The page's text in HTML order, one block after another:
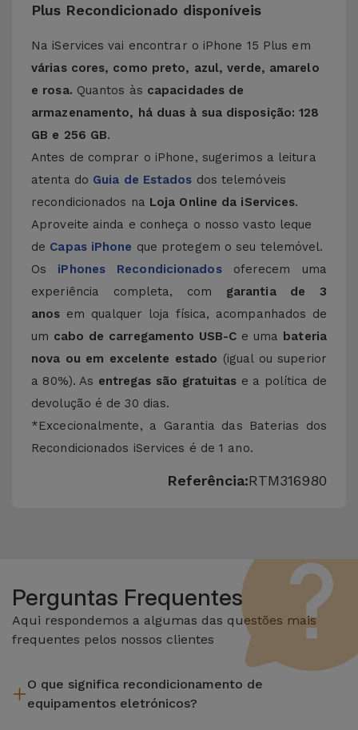
Plus Recondicionado disponíveis
Na iServices vai encontrar o iPhone 15 Plus em
várias cores, como preto, azul, verde, amarelo
e rosa. Quantos às capacidades de
armazenamento, há duas à sua disposição: 128
GB e 256 GB.
Antes de comprar o iPhone, sugerimos a leitura
atenta do Guia de Estados dos telemóveis
recondicionados na Loja Online da iServices.
Aproveite ainda e conheça o nosso vasto leque
de Capas iPhone que protegem o seu telemóvel.
Os iPhones Recondicionadosoferecem uma
experiência completa, com garantia de 3
anos em qualquer loja física, acompanhados de
um cabo de carregamento USB-C e uma bateria
nova ou em excelente estado (igual ou superior
a 80%). As entregas são gratuitas e a política de
devolução é de 30 dias.
*Excecionalmente, a Garantia das Baterias dos
Recondicionados iServices é de 1 ano.
Referência:RTM316980
Perguntas Frequentes
Aqui respondemos a algumas das questões mais
frequentes pelos nossos clientes
O que significa recondicionamento de
equipamentos eletrónicos?